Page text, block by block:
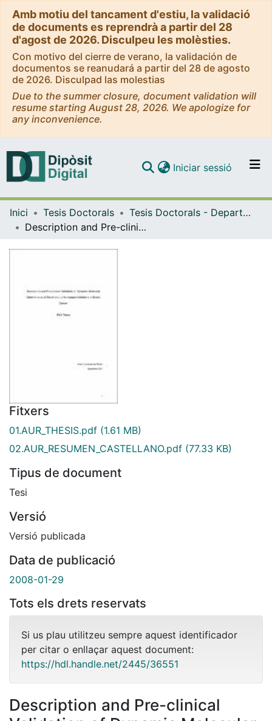
Amb motiu del tancament d'estiu, la validació
de documents es reprendrà a partir del 28
d'agost de 2026. Disculpeu les molèsties.
Con motivo del cierre de verano, la validación de
documentos se reanudará a partir del 28 de agosto
de 2026. Disculpad las molestias
Due to the summer closure, document validation will
resume starting August 28, 2026. We apologize for
any inconvenience.
Navega per tot el DD
Iniciar sessió (current)
Inici Tesis Doctorals
Tesis Doctorals - Departament - Ciències Clíniques
Description and Pre-clinical Validation of Dynamic Molecular Determinants of Sensitivity to Aromatase Inhibitors in Breast Cancer
Fitxers
01.AUR_THESIS.pdf (1.61 MB)
02.AUR_RESUMEN_CASTELLANO.pdf (77.33 KB)
Tipus de document
Tesi
Versió
Versió publicada
Data de publicació
2008-01-29
Tots els drets reservats
Si us plau utilitzeu sempre aquest identificador
per citar o enllaçar aquest document:
https://hdl.handle.net/2445/36551
Description and Pre-clinical